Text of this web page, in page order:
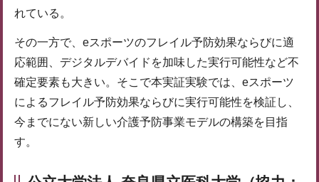
れている。
その一方で、eスポーツのフレイル予防効果ならびに適
応範囲、デジタルデバイドを加味した実行可能性など不
確定要素も大きい。そこで本実証実験では、eスポーツ
によるフレイル予防効果ならびに実行可能性を検証し、
今までにない新しい介護予防事業モデルの構築を目指
す。